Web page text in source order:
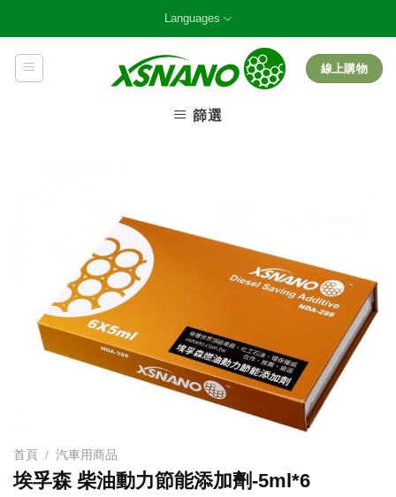
content
Languages
線上購物
篩選
首頁 / 汽車用商品
埃孚森 柴油動力節能添加劑-5ml*6